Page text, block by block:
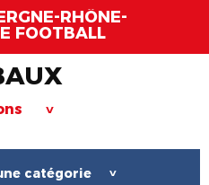
RHÔNE-
FOOTBALL
>
catégorie >